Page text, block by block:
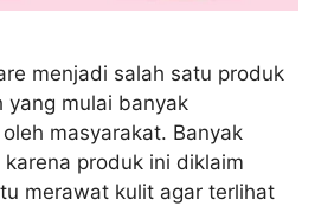
menjadi salah satu produk
yang mulai banyak
masyarakat. Banyak
produk ini diklaim
merawat kulit agar terlihat